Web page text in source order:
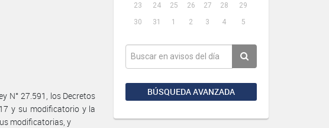
23
24 25 26 27 28
29
30
31 1 2 3 4 5
BÚSQUEDA AVANZADA
N° 27.591, los Decretos
y su modificatorio y la
modificatorias, y